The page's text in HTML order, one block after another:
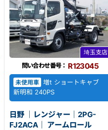
埼玉支店
問い合わせ番号： R123045
未使用車 増t ショートキャブ
新明和 240PS
日野 ｜レンジャー｜2PG-
FJ2ACA｜ アームロール